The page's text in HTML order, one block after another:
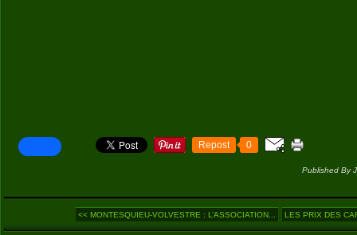
Repost 0
Published By
<< MONTESQUIEU-VOLVESTRE : L’ASSOCIATION... LES PRIX DES